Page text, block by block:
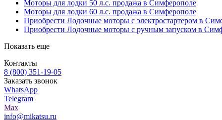
Моторы для лодки 50 л.с. продажа в Симферополе
Моторы для лодки 60 л.с. продажа в Симферополе
Приобрести Лодочные моторы с электростартером в
Приобрести Лодочные моторы с ручным запуском в
Показать еще
Контакты
8 (800) 351-19-05
Заказать звонок
WhatsApp
Telegram
Max
info@mikatsu.ru